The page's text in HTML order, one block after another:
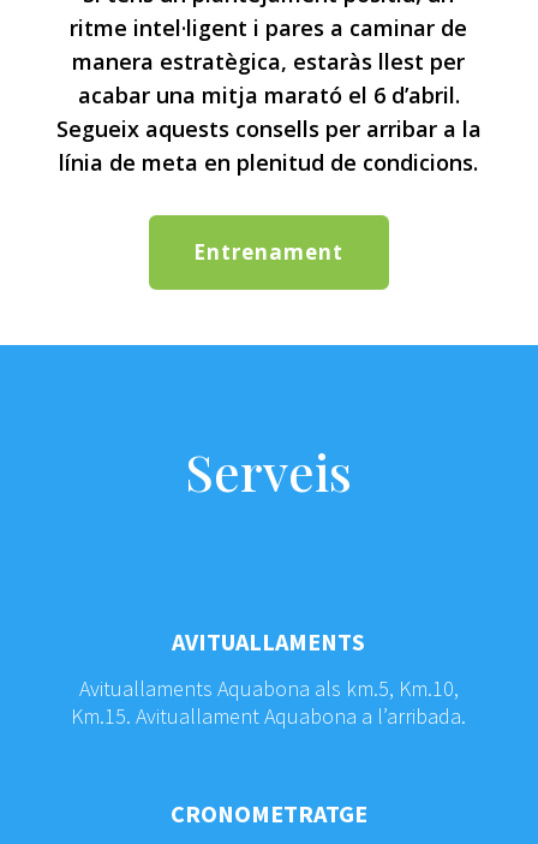
ritme intel·ligent i pares a caminar de
manera estratègica, estaràs llest per
acabar una mitja marató el 6 d’abril.
Segueix aquests consells per arribar a la
línia de meta en plenitud de condicions.
Entrenament
Serveis
AVITUALLAMENTS
Avituallaments Aquabona als km.5, Km.10,
Km.15. Avituallament Aquabona a l’arribada.
CRONOMETRATGE